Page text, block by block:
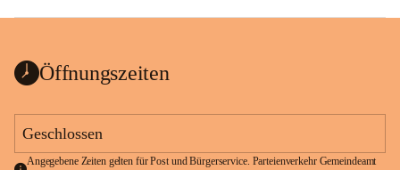
Öffnungszeiten
Geschlossen
Angegebene Zeiten gelten für Post und Bürgerservice. Parteienverkehr Gemeindeamt